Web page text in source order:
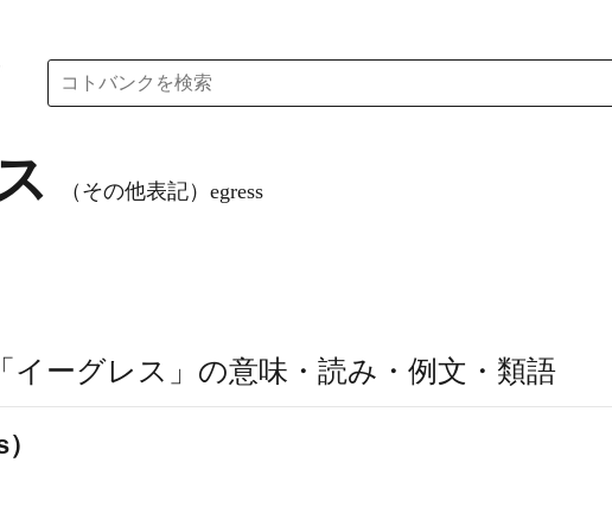
（その他表記）egress
イーグレス」の意味・読み・例文・類語